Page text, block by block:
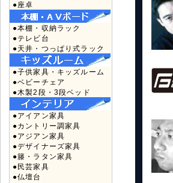
●座卓
●本棚・収納ラック
●テレビ台
●天井・つっぱり式ラック
●子供家具・キッズルーム
●ベビーチェア
●木製2段・3段ベッド
●アイアン家具
●カントリー調家具
●アジアン家具
●デザイナーズ家具
●籐・ラタン家具
●民芸家具
●仏壇台